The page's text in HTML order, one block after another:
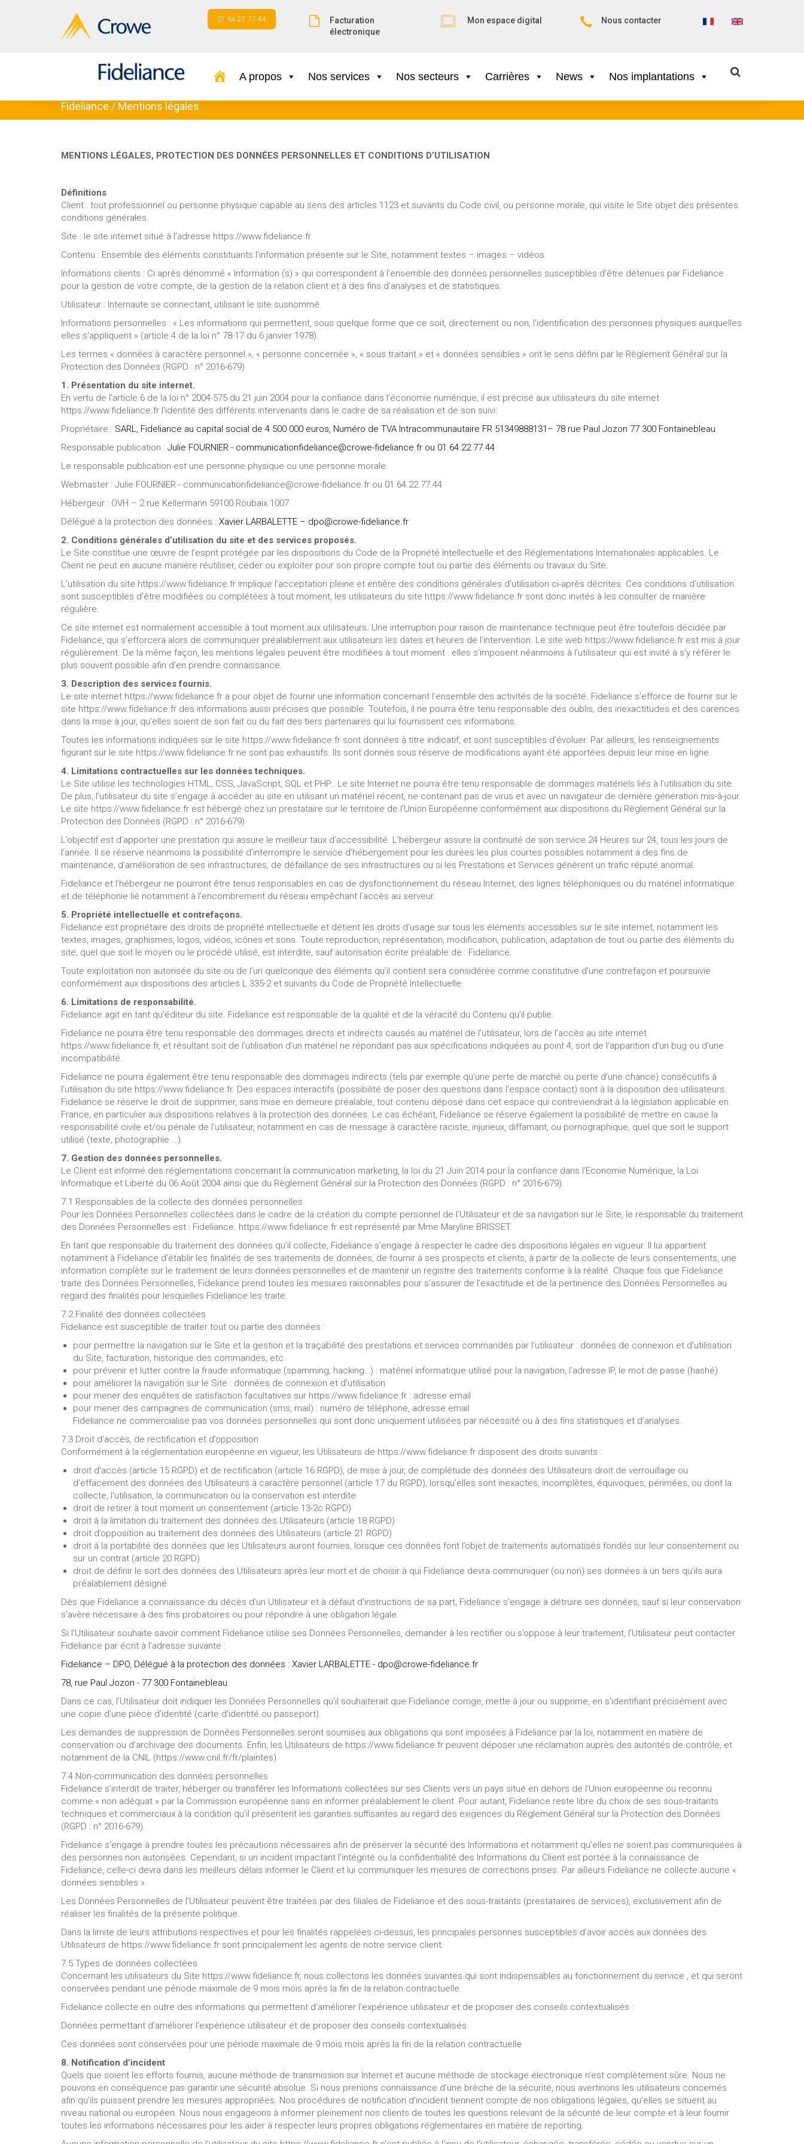
01 64 22 77 44
Facturation
électronique
Mon espace digital Nous contacter
A propos Nos services Nos secteurs Carrières News Nos implantations
Fideliance / Mentions légales
MENTIONS LÉGALES, PROTECTION DES DONNÉES PERSONNELLES ET CONDITIONS D’UTILISATION
Définitions
Client : tout professionnel ou personne physique capable au sens des articles 1123 et suivants du Code civil, ou personne morale, qui visite le Site objet des présentes
conditions générales.
Site : le site internet situé à l’adresse https://www.fideliance.fr
Contenu : Ensemble des éléments constituants l’information présente sur le Site, notamment textes – images – vidéos.
Informations clients : Ci après dénommé « Information (s) » qui correspondent à l’ensemble des données personnelles susceptibles d’être détenues par Fideliance
pour la gestion de votre compte, de la gestion de la relation client et à des fins d’analyses et de statistiques.
Utilisateur : Internaute se connectant, utilisant le site susnommé.
Informations personnelles : « Les informations qui permettent, sous quelque forme que ce soit, directement ou non, l'identification des personnes physiques auxquelles
elles s'appliquent » (article 4 de la loi n° 78-17 du 6 janvier 1978).
Les termes « données à caractère personnel », « personne concernée », « sous traitant » et « données sensibles » ont le sens défini par le Règlement Général sur la
Protection des Données (RGPD : n° 2016-679)
1. Présentation du site internet.
En vertu de l'article 6 de la loi n° 2004-575 du 21 juin 2004 pour la confiance dans l'économie numérique, il est précisé aux utilisateurs du site internet
https://www.fideliance.fr l'identité des différents intervenants dans le cadre de sa réalisation et de son suivi:
Propriétaire : SARL, Fideliance au capital social de 4 500 000 euros, Numéro de TVA Intracommunautaire FR 51349888131– 78 rue Paul Jozon 77 300 Fontainebleau
Responsable publication : Julie FOURNIER - communicationfideliance@crowe-fideliance.fr ou 01.64.22.77.44
Le responsable publication est une personne physique ou une personne morale.
Webmaster : Julie FOURNIER - communicationfideliance@crowe-fideliance.fr ou 01.64.22.77.44
Hébergeur : OVH – 2 rue Kellermann 59100 Roubaix 1007
Délégué à la protection des données : Xavier LARBALETTE – dpo@crowe-fideliance.fr
2. Conditions générales d’utilisation du site et des services proposés.
Le Site constitue une œuvre de l’esprit protégée par les dispositions du Code de la Propriété Intellectuelle et des Réglementations Internationales applicables. Le
Client ne peut en aucune manière réutiliser, céder ou exploiter pour son propre compte tout ou partie des éléments ou travaux du Site.
L’utilisation du site https://www.fideliance.fr implique l’acceptation pleine et entière des conditions générales d’utilisation ci-après décrites. Ces conditions d’utilisation
sont susceptibles d’être modifiées ou complétées à tout moment, les utilisateurs du site https://www.fideliance.fr sont donc invités à les consulter de manière
régulière.
Ce site internet est normalement accessible à tout moment aux utilisateurs. Une interruption pour raison de maintenance technique peut être toutefois décidée par
Fideliance, qui s’efforcera alors de communiquer préalablement aux utilisateurs les dates et heures de l’intervention. Le site web https://www.fideliance.fr est mis à jour
régulièrement. De la même façon, les mentions légales peuvent être modifiées à tout moment : elles s’imposent néanmoins à l’utilisateur qui est invité à s’y référer le
plus souvent possible afin d’en prendre connaissance.
3. Description des services fournis.
Le site internet https://www.fideliance.fr a pour objet de fournir une information concernant l’ensemble des activités de la société. Fideliance s’efforce de fournir sur le
site https://www.fideliance.fr des informations aussi précises que possible. Toutefois, il ne pourra être tenu responsable des oublis, des inexactitudes et des carences
dans la mise à jour, qu’elles soient de son fait ou du fait des tiers partenaires qui lui fournissent ces informations.
Toutes les informations indiquées sur le site https://www.fideliance.fr sont données à titre indicatif, et sont susceptibles d’évoluer. Par ailleurs, les renseignements
figurant sur le site https://www.fideliance.fr ne sont pas exhaustifs. Ils sont donnés sous réserve de modifications ayant été apportées depuis leur mise en ligne.
4. Limitations contractuelles sur les données techniques.
Le Site utilise les technologies HTML, CSS, JavaScript, SQL et PHP.. Le site Internet ne pourra être tenu responsable de dommages matériels liés à l’utilisation du site.
De plus, l’utilisateur du site s’engage à accéder au site en utilisant un matériel récent, ne contenant pas de virus et avec un navigateur de dernière génération mis-à-jour.
Le site https://www.fideliance.fr est hébergé chez un prestataire sur le territoire de l’Union Européenne conformément aux dispositions du Règlement Général sur la
Protection des Données (RGPD : n° 2016-679)
L’objectif est d’apporter une prestation qui assure le meilleur taux d’accessibilité. L’hébergeur assure la continuité de son service 24 Heures sur 24, tous les jours de
l’année. Il se réserve néanmoins la possibilité d’interrompre le service d’hébergement pour les durées les plus courtes possibles notamment à des fins de
maintenance, d’amélioration de ses infrastructures, de défaillance de ses infrastructures ou si les Prestations et Services génèrent un trafic réputé anormal.
Fideliance et l’hébergeur ne pourront être tenus responsables en cas de dysfonctionnement du réseau Internet, des lignes téléphoniques ou du matériel informatique
et de téléphonie lié notamment à l’encombrement du réseau empêchant l’accès au serveur.
5. Propriété intellectuelle et contrefaçons.
Fideliance est propriétaire des droits de propriété intellectuelle et détient les droits d’usage sur tous les éléments accessibles sur le site internet, notamment les
textes, images, graphismes, logos, vidéos, icônes et sons. Toute reproduction, représentation, modification, publication, adaptation de tout ou partie des éléments du
site, quel que soit le moyen ou le procédé utilisé, est interdite, sauf autorisation écrite préalable de : Fideliance.
Toute exploitation non autorisée du site ou de l’un quelconque des éléments qu’il contient sera considérée comme constitutive d’une contrefaçon et poursuivie
conformément aux dispositions des articles L.335-2 et suivants du Code de Propriété Intellectuelle.
6. Limitations de responsabilité.
Fideliance agit en tant qu’éditeur du site. Fideliance est responsable de la qualité et de la véracité du Contenu qu’il publie.
Fideliance ne pourra être tenu responsable des dommages directs et indirects causés au matériel de l’utilisateur, lors de l’accès au site internet
https://www.fideliance.fr, et résultant soit de l’utilisation d’un matériel ne répondant pas aux spécifications indiquées au point 4, soit de l’apparition d’un bug ou d’une
incompatibilité.
Fideliance ne pourra également être tenu responsable des dommages indirects (tels par exemple qu’une perte de marché ou perte d’une chance) consécutifs à
l’utilisation du site https://www.fideliance.fr. Des espaces interactifs (possibilité de poser des questions dans l’espace contact) sont à la disposition des utilisateurs.
Fideliance se réserve le droit de supprimer, sans mise en demeure préalable, tout contenu déposé dans cet espace qui contreviendrait à la législation applicable en
France, en particulier aux dispositions relatives à la protection des données. Le cas échéant, Fideliance se réserve également la possibilité de mettre en cause la
responsabilité civile et/ou pénale de l’utilisateur, notamment en cas de message à caractère raciste, injurieux, diffamant, ou pornographique, quel que soit le support
utilisé (texte, photographie …).
7. Gestion des données personnelles.
Le Client est informé des réglementations concernant la communication marketing, la loi du 21 Juin 2014 pour la confiance dans l’Economie Numérique, la Loi
Informatique et Liberté du 06 Août 2004 ainsi que du Règlement Général sur la Protection des Données (RGPD : n° 2016-679).
7.1 Responsables de la collecte des données personnelles
Pour les Données Personnelles collectées dans le cadre de la création du compte personnel de l’Utilisateur et de sa navigation sur le Site, le responsable du traitement
des Données Personnelles est : Fideliance. https://www.fideliance.fr est représenté par Mme Maryline BRISSET.
En tant que responsable du traitement des données qu’il collecte, Fideliance s’engage à respecter le cadre des dispositions légales en vigueur. Il lui appartient
notamment à Fideliance d’établir les finalités de ses traitements de données, de fournir à ses prospects et clients, à partir de la collecte de leurs consentements, une
information complète sur le traitement de leurs données personnelles et de maintenir un registre des traitements conforme à la réalité. Chaque fois que Fideliance
traite des Données Personnelles, Fideliance prend toutes les mesures raisonnables pour s’assurer de l’exactitude et de la pertinence des Données Personnelles au
regard des finalités pour lesquelles Fideliance les traite.
7.2 Finalité des données collectées
Fideliance est susceptible de traiter tout ou partie des données :
pour permettre la navigation sur le Site et la gestion et la traçabilité des prestations et services commandés par l’utilisateur : données de connexion et d’utilisation
du Site, facturation, historique des commandes, etc.
pour prévenir et lutter contre la fraude informatique (spamming, hacking…) : matériel informatique utilisé pour la navigation, l’adresse IP, le mot de passe (hashé)
pour améliorer la navigation sur le Site : données de connexion et d’utilisation
pour mener des enquêtes de satisfaction facultatives sur https://www.fideliance.fr : adresse email
pour mener des campagnes de communication (sms, mail) : numéro de téléphone, adresse email
Fideliance ne commercialise pas vos données personnelles qui sont donc uniquement utilisées par nécessité ou à des fins statistiques et d’analyses.
7.3 Droit d’accès, de rectification et d’opposition
Conformément à la réglementation européenne en vigueur, les Utilisateurs de https://www.fideliance.fr disposent des droits suivants :
droit d'accès (article 15 RGPD) et de rectification (article 16 RGPD), de mise à jour, de complétude des données des Utilisateurs droit de verrouillage ou
d’effacement des données des Utilisateurs à caractère personnel (article 17 du RGPD), lorsqu’elles sont inexactes, incomplètes, équivoques, périmées, ou dont la
collecte, l'utilisation, la communication ou la conservation est interdite
droit de retirer à tout moment un consentement (article 13-2c RGPD)
droit à la limitation du traitement des données des Utilisateurs (article 18 RGPD)
droit d’opposition au traitement des données des Utilisateurs (article 21 RGPD)
droit à la portabilité des données que les Utilisateurs auront fournies, lorsque ces données font l’objet de traitements automatisés fondés sur leur consentement ou
sur un contrat (article 20 RGPD)
droit de définir le sort des données des Utilisateurs après leur mort et de choisir à qui Fideliance devra communiquer (ou non) ses données à un tiers qu’ils aura
préalablement désigné
Dès que Fideliance a connaissance du décès d’un Utilisateur et à défaut d’instructions de sa part, Fideliance s’engage à détruire ses données, sauf si leur conservation
s’avère nécessaire à des fins probatoires ou pour répondre à une obligation légale.
Si l’Utilisateur souhaite savoir comment Fideliance utilise ses Données Personnelles, demander à les rectifier ou s’oppose à leur traitement, l’Utilisateur peut contacter
Fideliance par écrit à l’adresse suivante :
Fideliance – DPO, Délégué à la protection des données : Xavier LARBALETTE - dpo@crowe-fideliance.fr
78, rue Paul Jozon - 77 300 Fontainebleau
Dans ce cas, l’Utilisateur doit indiquer les Données Personnelles qu’il souhaiterait que Fideliance corrige, mette à jour ou supprime, en s’identifiant précisément avec
une copie d’une pièce d’identité (carte d’identité ou passeport).
Les demandes de suppression de Données Personnelles seront soumises aux obligations qui sont imposées à Fideliance par la loi, notamment en matière de
conservation ou d’archivage des documents. Enfin, les Utilisateurs de https://www.fideliance.fr peuvent déposer une réclamation auprès des autorités de contrôle, et
notamment de la CNIL (https://www.cnil.fr/fr/plaintes).
7.4 Non-communication des données personnelles
Fideliance s’interdit de traiter, héberger ou transférer les Informations collectées sur ses Clients vers un pays situé en dehors de l’Union européenne ou reconnu
comme « non adéquat » par la Commission européenne sans en informer préalablement le client. Pour autant, Fideliance reste libre du choix de ses sous-traitants
techniques et commerciaux à la condition qu’il présentent les garanties suffisantes au regard des exigences du Règlement Général sur la Protection des Données
(RGPD : n° 2016-679).
Fideliance s’engage à prendre toutes les précautions nécessaires afin de préserver la sécurité des Informations et notamment qu’elles ne soient pas communiquées à
des personnes non autorisées. Cependant, si un incident impactant l’intégrité ou la confidentialité des Informations du Client est portée à la connaissance de
Fideliance, celle-ci devra dans les meilleurs délais informer le Client et lui communiquer les mesures de corrections prises. Par ailleurs Fideliance ne collecte aucune «
données sensibles ».
Les Données Personnelles de l’Utilisateur peuvent être traitées par des filiales de Fideliance et des sous-traitants (prestataires de services), exclusivement afin de
réaliser les finalités de la présente politique.
Dans la limite de leurs attributions respectives et pour les finalités rappelées ci-dessus, les principales personnes susceptibles d’avoir accès aux données des
Utilisateurs de https://www.fideliance.fr sont principalement les agents de notre service client.
7.5 Types de données collectées
Concernant les utilisateurs du Site https://www.fideliance.fr, nous collectons les données suivantes qui sont indispensables au fonctionnement du service , et qui seront
conservées pendant une période maximale de 9 mois mois après la fin de la relation contractuelle.
Fideliance collecte en outre des informations qui permettent d’améliorer l’expérience utilisateur et de proposer des conseils contextualisés :
Données permettant d’améliorer l’expérience utilisateur et de proposer des conseils contextualisés
Ces données sont conservées pour une période maximale de 9 mois mois après la fin de la relation contractuelle
8. Notification d’incident
Quels que soient les efforts fournis, aucune méthode de transmission sur Internet et aucune méthode de stockage électronique n'est complètement sûre. Nous ne
pouvons en conséquence pas garantir une sécurité absolue. Si nous prenions connaissance d'une brèche de la sécurité, nous avertirions les utilisateurs concernés
afin qu'ils puissent prendre les mesures appropriées. Nos procédures de notification d’incident tiennent compte de nos obligations légales, qu'elles se situent au
niveau national ou européen. Nous nous engageons à informer pleinement nos clients de toutes les questions relevant de la sécurité de leur compte et à leur fournir
toutes les informations nécessaires pour les aider à respecter leurs propres obligations réglementaires en matière de reporting.